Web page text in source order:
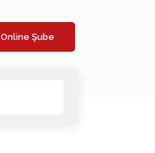
Online Şube